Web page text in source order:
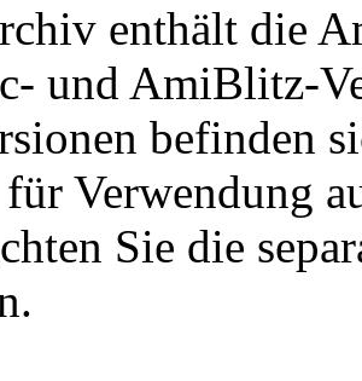
enthält die
und AmiBlitz-
befinden
Verwendung
Sie die